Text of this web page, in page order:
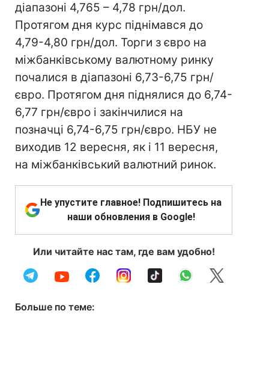
діапазоні 4,765 – 4,78 грн/дол.
Протягом дня курс піднімався до
4,79-4,80 грн/дол. Торги з євро на
міжбанківському валютному ринку
почалися в діапазоні 6,73-6,75 грн/
євро. Протягом дня піднялися до 6,74-
6,77 грн/євро і закінчилися на
позначці 6,74-6,75 грн/євро. НБУ не
виходив 12 вересня, як і 11 вересня,
на міжбанківський валютний ринок.
Не упустите главное! Подпишитесь на
наши обновления в Google!
Или читайте нас там, где вам удобно!
Больше по теме: